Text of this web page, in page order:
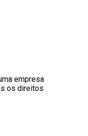
empresa
os direitos